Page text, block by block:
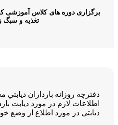
برگزاری دوره های کلاس آموزشی
تغذیه و سبگ
دفترچه روزانه بارداران
اطلاعات لازم در مورد ديابت
ديابتي در مورد اطلاع از وضع